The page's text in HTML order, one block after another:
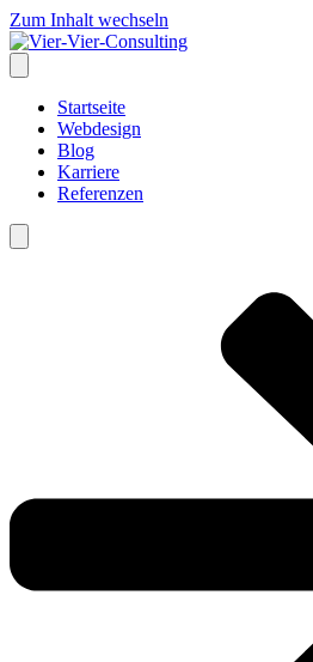
Zum Inhalt wechseln
Startseite
Webdesign
Blog
Karriere
Referenzen